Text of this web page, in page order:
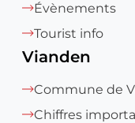
Évènements
Tourist info
Vianden
Commune de
Chiffres